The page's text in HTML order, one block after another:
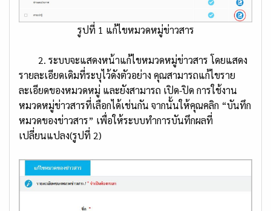
รูปที่ 1 แก้ไขหมวดหมู่ข่าวสาร
2. ระบบจะแสดงหน้าแก้ไขหมวดหมู่ข่าวสาร โดยแสดง
รายละเอียดเดิมที่ระบุไว้ดังตัวอย่าง คุณสามารถแก้ไขราย
ละเอียดของหมวดหมู่ และยังสามารถ เปิด-ปิด การใช้งาน
หมวดหมู่ข่าวสารที่เลือกได้เช่นกัน จากนั้นให้คุณคลิก “บันทึก
หมวดของข่าวสาร” เพื่อให้ระบบทำการบันทึกผลที่
เปลี่ยนแปลง(รูปที่ 2)